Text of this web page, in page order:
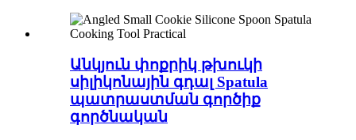
Անկյուն փոքրիկ թխուկի
սիլիկոնային գդալ Spatula
պատրաստման գործիք
գործնական